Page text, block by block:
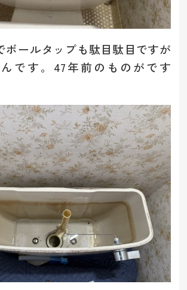
ボールタップも駄目駄目ですが
です。47年前のものがです